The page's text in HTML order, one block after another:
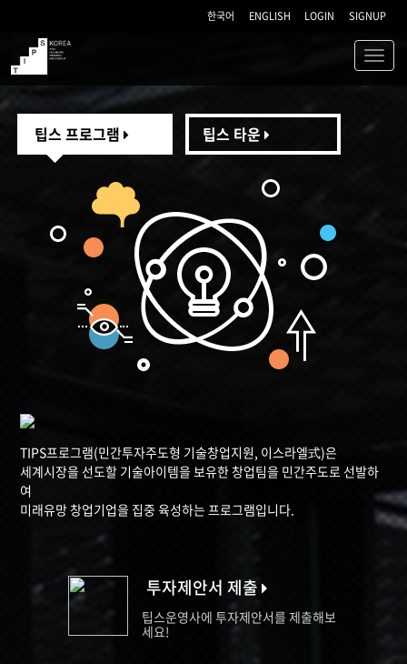
한국어 ENGLISH LOGIN SIGNUP
TIPS
팁스 프로그램 팁스 타운
TIPS프로그램(민간투자주도형 기술창업지원, 이스라엘式)은
세계시장을 선도할 기술아이템을 보유한 창업팀을 민간주도로 선발하
여
미래유망 창업기업을 집중 육성하는 프로그램입니다.
투자제안서 제출
팁스운영사에 투자제안서를 제출해보
세요!